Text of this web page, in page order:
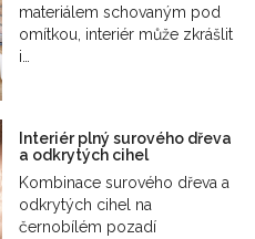
materiálem schovaným pod
omítkou, interiér může zkrášlit
i…
Interiér plný surového dřeva
a odkrytých cihel
Kombinace surového dřeva a
odkrytých cihel na
černobílém pozadí